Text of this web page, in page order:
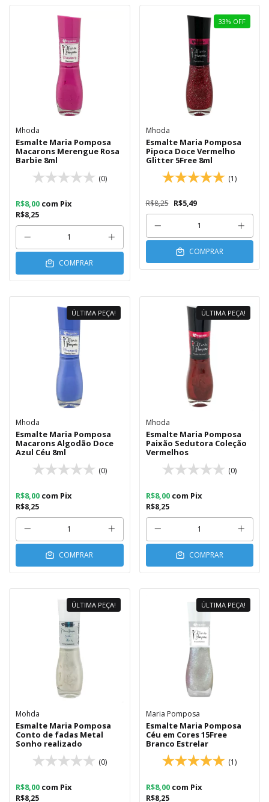
Mhoda
Esmalte Maria Pomposa
Macarons Merengue Rosa
Barbie 8ml
(0)
R$8,25
R$8,00 com Pix
COMPRAR
33% OFF
Mhoda
Esmalte Maria Pomposa
Pipoca Doce Vermelho
Glitter 5Free 8ml
(1)
R$8,25 R$5,49
COMPRAR
ÚLTIMA PEÇA!
Mhoda
Esmalte Maria Pomposa
Macarons Algodão Doce
Azul Céu 8ml
(0)
R$8,25
R$8,00 com Pix
COMPRAR
ÚLTIMA PEÇA!
Mhoda
Esmalte Maria Pomposa
Paixão Sedutora Coleção
Vermelhos
(0)
R$8,25
R$8,00 com Pix
COMPRAR
ÚLTIMA PEÇA!
Mohda
Esmalte Maria Pomposa
Conto de fadas Metal
Sonho realizado
(0)
R$8,25
R$8,00 com Pix
ÚLTIMA PEÇA!
Maria Pomposa
Esmalte Maria Pomposa
Céu em Cores 15Free
Branco Estrelar
(1)
R$8,25
R$8,00 com Pix